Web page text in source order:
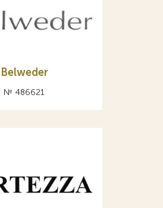
Belweder
№ 486621